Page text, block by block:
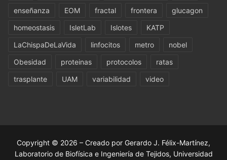
enseñanza
EOM fractal frontera
glucagon
homeostasis
IsletLab Islotes
KATP
LaChispaDeLaVida
linfocitos metro
nobel
Obesidad
proteinas protocolos
ratas
trasplante
UAM variabilidad video
Copyright © 2026 – Creado por Gerardo J. Félix-Martínez,
Laboratorio de Biofísica e Ingeniería de Tejidos, Universidad